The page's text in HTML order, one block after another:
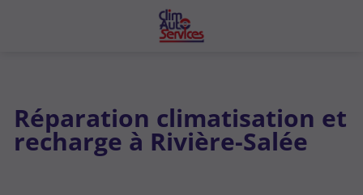
Réparation climatisation et
recharge à Rivière-Salée